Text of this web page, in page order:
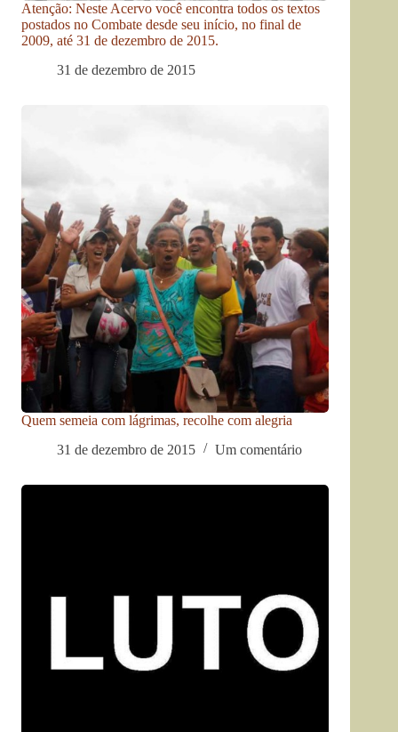
Atenção: Neste Acervo você encontra todos os textos
postados no Combate desde seu início, no final de
2009, até 31 de dezembro de 2015.
31 de dezembro de 2015
Quem semeia com lágrimas, recolhe com alegria
31 de dezembro de 2015
Um comentário